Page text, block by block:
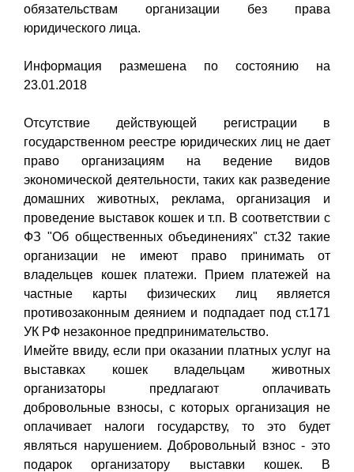
обязательствам организации без права
юридического лица.
Информация размешена по состоянию на
23.01.2018
Отсутствие действующей регистрации в
государственном реестре юридических лиц не дает
право организациям на ведение видов
экономической деятельности, таких как разведение
домашних животных, реклама, организация и
проведение выставок кошек и т.п. В соответствии с
ФЗ "Об общественных объединениях" ст.32 такие
организации не имеют право принимать от
владельцев кошек платежи. Прием платежей на
частные карты физических лиц является
противозаконным деянием и подпадает под ст.171
УК РФ незаконное предпринимательство.
Имейте ввиду, если при оказании платных услуг на
выставках кошек владельцам животных
организаторы предлагают оплачивать
добровольные взносы, с которых организация не
оплачивает налоги государству, то это будет
являться нарушением. Добровольный взнос - это
подарок организатору выставки кошек. В